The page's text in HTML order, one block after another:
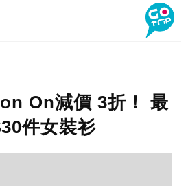
On減價 3折！ 最
件女裝衫